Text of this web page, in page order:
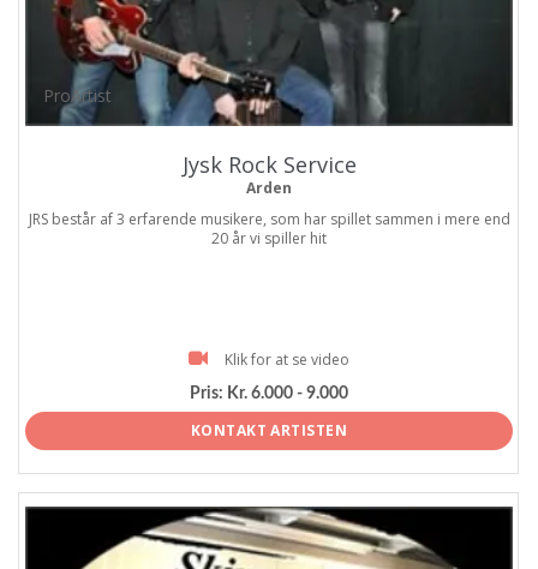
ProArtist
Jysk Rock Service
Arden
JRS består af 3 erfarende musikere, som har spillet sammen i mere end
20 år vi spiller hit
Klik for at se video
Pris: Kr. 6.000 - 9.000
KONTAKT ARTISTEN